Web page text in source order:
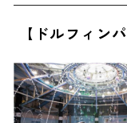
【ドルフィン